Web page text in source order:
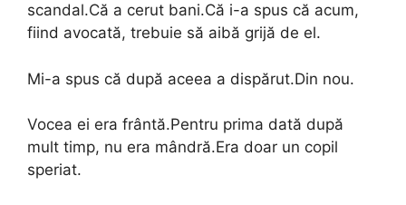
scandal.Că a cerut bani.Că i-a spus că acum,
fiind avocată, trebuie să aibă grijă de el.
Mi-a spus că după aceea a dispărut.Din nou.
Vocea ei era frântă.Pentru prima dată după
mult timp, nu era mândră.Era doar un copil
speriat.